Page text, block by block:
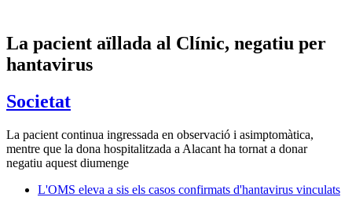
La pacient aïllada al Clínic, negatiu per
hantavirus
Societat
La pacient continua ingressada en observació i asimptomàtica,
mentre que la dona hospitalitzada a Alacant ha tornat a donar
negatiu aquest diumenge
L'OMS eleva a sis els casos confirmats d'hantavirus vinculats